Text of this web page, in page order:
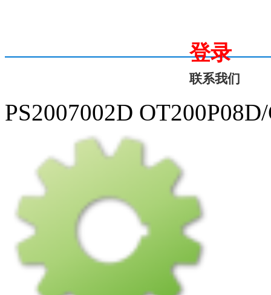
登录
联系我们
PS2007002D